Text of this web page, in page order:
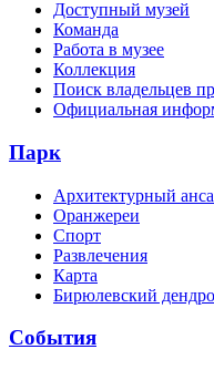
Доступный музей
Команда
Работа в музее
Коллекция
Поиск владельцев
Официальная
Парк
Архитектурный
Оранжереи
Спорт
Развлечения
Карта
Бирюлевский
События